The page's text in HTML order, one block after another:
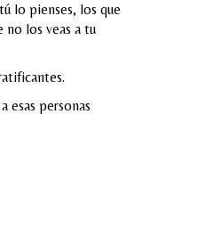
lo pienses, los que
no los veas a tu
esas personas